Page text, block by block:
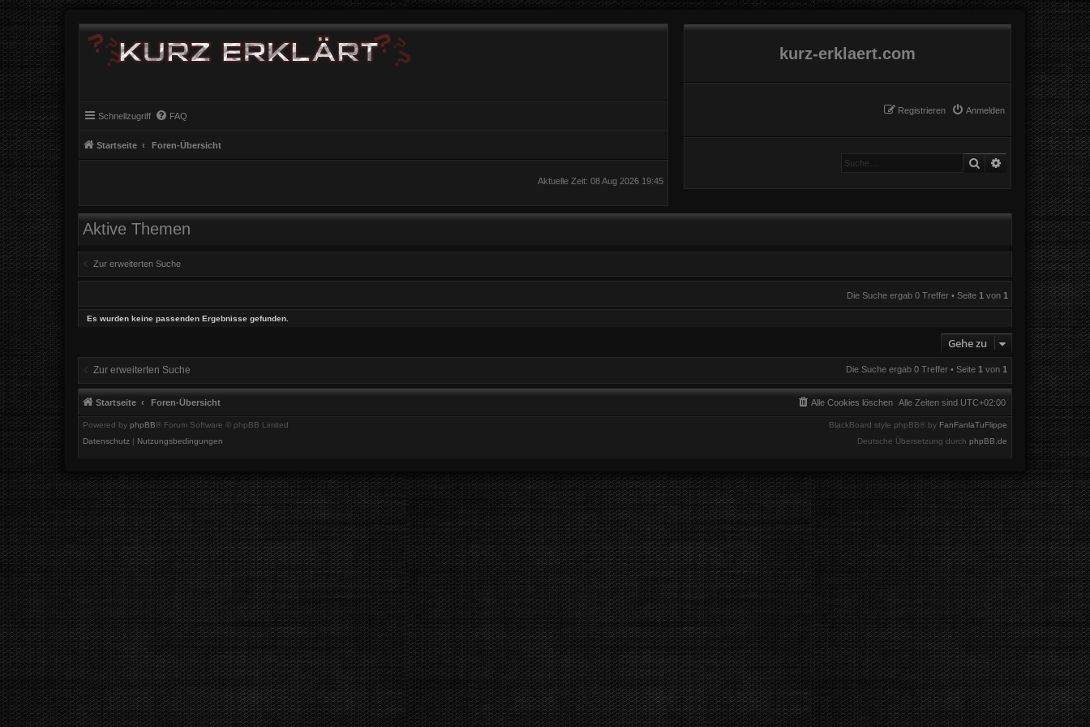
kurz-erklaert.com
Anmelden
Registrieren
Schnellzugriff FAQ
Startseite Foren-Übersicht
Suche Erweiterte Suche
Aktuelle Zeit: 08 Aug 2026 19:45
Aktive Themen
Zur erweiterten Suche
Die Suche ergab 0 Treffer • Seite 1 von 1
Es wurden keine passenden Ergebnisse gefunden.
Gehe zu
Zur erweiterten Suche Die Suche ergab 0 Treffer • Seite 1 von 1
Startseite Foren-Übersicht Alle Zeiten sind UTC+02:00
Alle Cookies löschen
Powered by phpBB® Forum Software © phpBB Limited BlackBoard style phpBB® by FanFanlaTuFlippe
Deutsche Übersetzung durch phpBB.de
Datenschutz | Nutzungsbedingungen